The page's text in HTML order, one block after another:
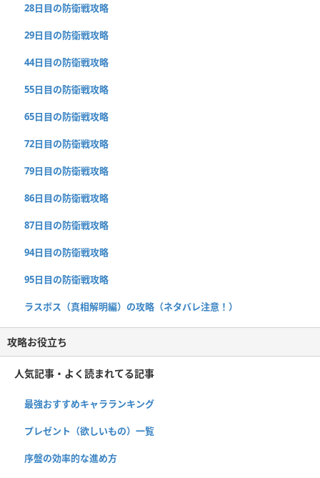
28日目の防衛戦攻略
29日目の防衛戦攻略
44日目の防衛戦攻略
55日目の防衛戦攻略
65日目の防衛戦攻略
72日目の防衛戦攻略
79日目の防衛戦攻略
86日目の防衛戦攻略
87日目の防衛戦攻略
94日目の防衛戦攻略
95日目の防衛戦攻略
ラスボス（真相解明編）の攻略（ネタバレ注意！）
攻略お役立ち
人気記事・よく読まれてる記事
最強おすすめキャラランキング
プレゼント（欲しいもの）一覧
序盤の効率的な進め方